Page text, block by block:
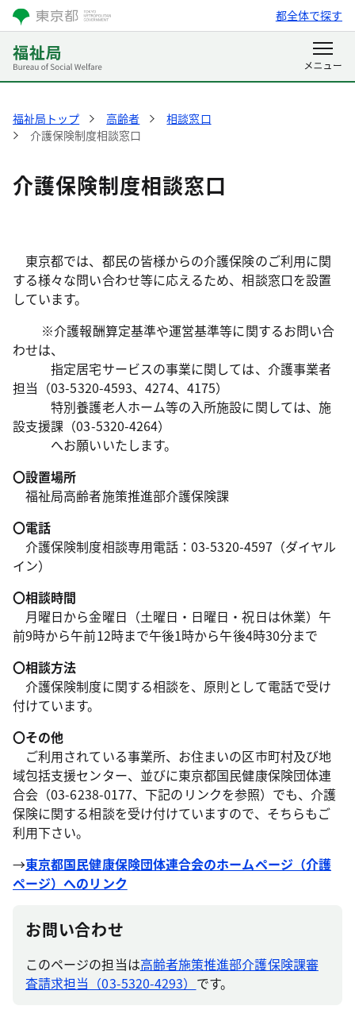
都全体で探す
福祉局トップ 高齢者
相談窓口
介護保険制度相談窓口
介護保険制度相談窓口
東京都では、都民の皆様からの介護保険のご利用に関
する様々な問い合わせ等に応えるため、相談窓口を設置
しています。
※介護報酬算定基準や運営基準等に関するお問い合
わせは、
指定居宅サービスの事業に関しては、介護事業者
担当（03-5320-4593、4274、4175）
特別養護老人ホーム等の入所施設に関しては、施
設支援課（03-5320-4264）
へお願いいたします。
〇設置場所
福祉局高齢者施策推進部介護保険課
〇電話
介護保険制度相談専用電話：03-5320-4597（ダイヤル
イン）
〇相談時間
月曜日から金曜日（土曜日・日曜日・祝日は休業）午
前9時から午前12時まで午後1時から午後4時30分まで
〇相談方法
介護保険制度に関する相談を、原則として電話で受け
付けています。
〇その他
ご利用されている事業所、お住まいの区市町村及び地
域包括支援センター、並びに東京都国民健康保険団体連
合会（03-6238-0177、下記のリンクを参照）でも、介護
保険に関する相談を受け付けていますので、そちらもご
利用下さい。
→東京都国民健康保険団体連合会のホームページ（介護
ページ）へのリンク
お問い合わせ
このページの担当は高齢者施策推進部介護保険課審
査請求担当（03-5320-4293） です。